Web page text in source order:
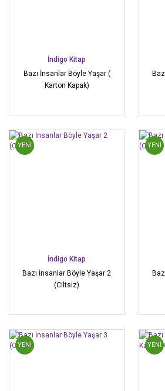
İndigo Kitap
Bazı İnsanlar Böyle Yaşar (
Karton Kapak)
YENİ
İndigo Kitap
Bazı İnsanlar Böyle Yaşar 2
(Ciltsiz)
YENİ
YENİ YENİ